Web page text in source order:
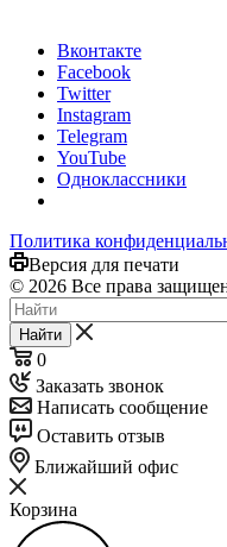
Вконтакте
Facebook
Twitter
Instagram
Telegram
YouTube
Одноклассники
Политика
Версия для печати
© 2026 Все права
Найти
0
Заказать звонок
Написать сообщение
Оставить отзыв
Ближайший офис
Корзина